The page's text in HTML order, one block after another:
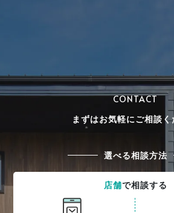
CONTACT
まずはお気軽にご相談く
選べる相談方法
店舗で相談する